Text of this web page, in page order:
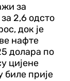
за
2,6 одсто
док је
нафте
долара по
цијене
биле прије